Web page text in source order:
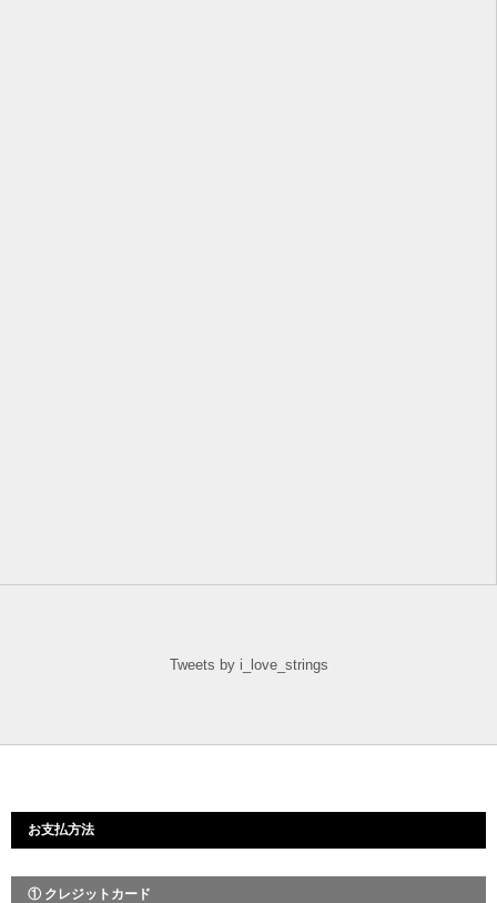
Tweets by i_love_strings
お支払方法
① クレジットカード